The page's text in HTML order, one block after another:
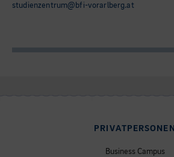
studienzentrum@bfi-vorarlberg.at
PRIVATPERSONEN
Business Campus